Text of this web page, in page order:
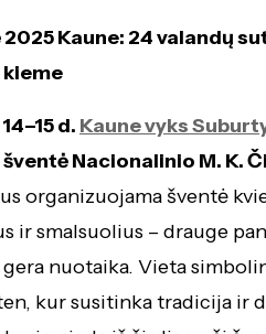
Kaune: 24 valandų
d. Kaune vyks
Nacionalinio M. K.
organizuojama šventė
ir smalsuolius – drauge
nuotaika. Vieta
kur susitinka tradicija ir